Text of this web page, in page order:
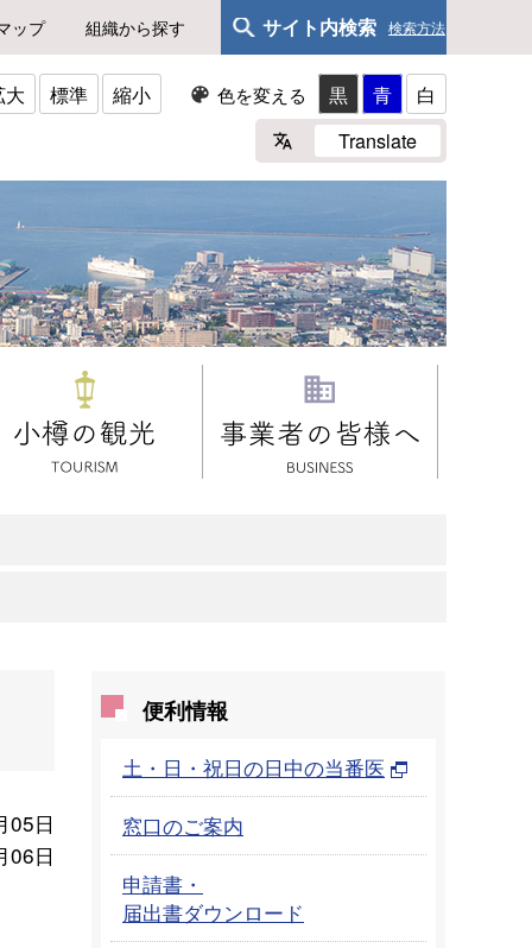
ップ 組織から探す サイト内検索 検索方法
大 標準 縮小 色を変える 黒 青
白
Translate
05日
06日
便利情報
土・日・祝日の日中の当番医
窓口のご案内
申請書・
届出書ダウンロード